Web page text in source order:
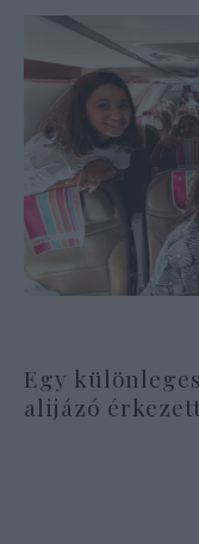
Egy
alijázó